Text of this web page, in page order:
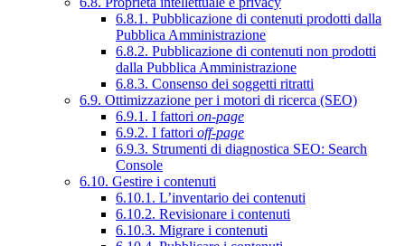
6.8.1. Pubblicazione di contenuti prodotti dalla
Pubblica Amministrazione
6.8.2. Pubblicazione di contenuti non prodotti
dalla Pubblica Amministrazione
6.8.3. Consenso dei soggetti ritratti
6.9. Ottimizzazione per i motori di ricerca (SEO)
6.9.1. I fattori on-page
6.9.2. I fattori off-page
6.9.3. Strumenti di diagnostica SEO: Search
Console
6.10. Gestire i contenuti
6.10.1. L’inventario dei contenuti
6.10.2. Revisionare i contenuti
6.10.3. Migrare i contenuti